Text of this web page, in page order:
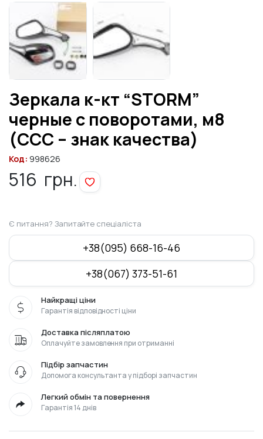
Зеркала к-кт “STORM”
черные с поворотами, м8
(ССС – знак качества)
Код: 998626
516 грн.
Є питання? Запитайте спеціаліста
+38(095) 668-16-46
+38(067) 373-51-61
Найкращі ціни
Гарантія відповідності ціни
Доставка післяплатою
Оплачуйте замовлення при отриманні
Підбір запчастин
Допомога консультанта у підборі запчастин
Легкий обмін та повернення
Гарантія 14 днів